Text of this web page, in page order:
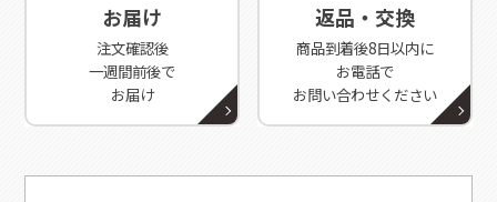
お届け
注文確認後
一週間前後で
お届け
返品・交換
商品到着後8日以内に
お電話で
お問い合わせください